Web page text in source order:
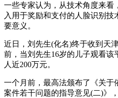
一些专家认为，从技术角度来看
入用于奖励和支付的人脸识别
要意义。
近日，刘先生(化名)终于收到天
前，当刘先生16岁的儿子观看
人近200万元。
一个月前，最高法颁布了《关于
案件若干问题的指导意见(二)》